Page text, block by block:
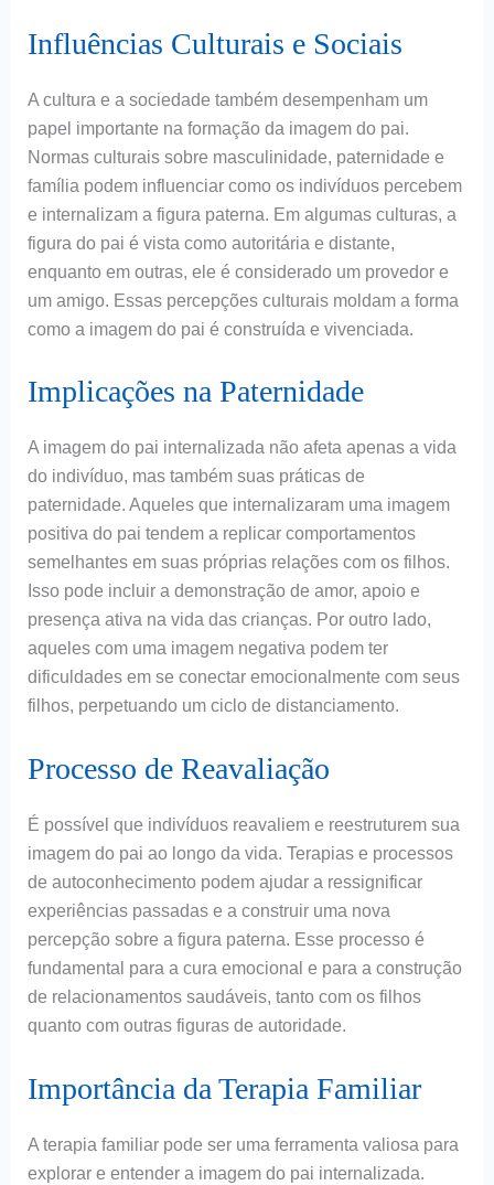
Influências Culturais e Sociais
A cultura e a sociedade também desempenham um
papel importante na formação da imagem do pai.
Normas culturais sobre masculinidade, paternidade e
família podem influenciar como os indivíduos percebem
e internalizam a figura paterna. Em algumas culturas, a
figura do pai é vista como autoritária e distante,
enquanto em outras, ele é considerado um provedor e
um amigo. Essas percepções culturais moldam a forma
como a imagem do pai é construída e vivenciada.
Implicações na Paternidade
A imagem do pai internalizada não afeta apenas a vida
do indivíduo, mas também suas práticas de
paternidade. Aqueles que internalizaram uma imagem
positiva do pai tendem a replicar comportamentos
semelhantes em suas próprias relações com os filhos.
Isso pode incluir a demonstração de amor, apoio e
presença ativa na vida das crianças. Por outro lado,
aqueles com uma imagem negativa podem ter
dificuldades em se conectar emocionalmente com seus
filhos, perpetuando um ciclo de distanciamento.
Processo de Reavaliação
É possível que indivíduos reavaliem e reestruturem sua
imagem do pai ao longo da vida. Terapias e processos
de autoconhecimento podem ajudar a ressignificar
experiências passadas e a construir uma nova
percepção sobre a figura paterna. Esse processo é
fundamental para a cura emocional e para a construção
de relacionamentos saudáveis, tanto com os filhos
quanto com outras figuras de autoridade.
Importância da Terapia Familiar
A terapia familiar pode ser uma ferramenta valiosa para
explorar e entender a imagem do pai internalizada.